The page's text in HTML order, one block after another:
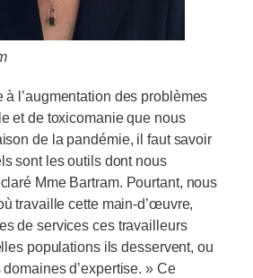
à l’augmentation des problèmes
et de toxicomanie que nous
de la pandémie, il faut savoir
sont les outils dont nous
Mme Bartram. Pourtant, nous
travaille cette main-d’œuvre,
de services ces travailleurs
populations ils desservent, ou
d’expertise. » Ce